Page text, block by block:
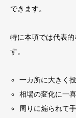
できます。
特に本項では代表
す。
一カ所に大きく
相場の変化に一
周りに煽られて